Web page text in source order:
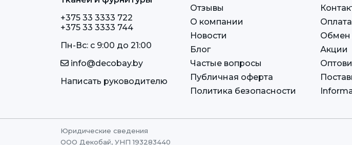
+375 33 3333 722
+375 33 3333 744
Пн-Вс: c 9:00 до 21:00
info@decobay.by
Написать руководителю
Отзывы
О компании
Новости
Блог
Частые вопросы
Публичная оферта
Политика безопасности
Обмен
Акции
Юридические сведения
ООО Декобай, УНП 193283440